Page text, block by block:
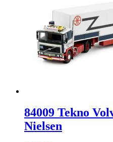
84009 Tekno
Nielsen